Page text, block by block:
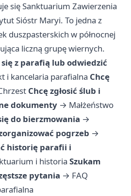
się Sanktuarium Zawierzenia
Sióstr Maryi. To jedna z
duszpasterskich w północnej
liczną grupę wiernych.
z parafią lub odwiedzić
i kancelaria parafialna Chcę
Chcę zgłosić ślub i
dokumenty → Małżeństwo
do bierzmowania →
pogrzeb →
historię parafii i
i historia Szukam
pytania → FAQ